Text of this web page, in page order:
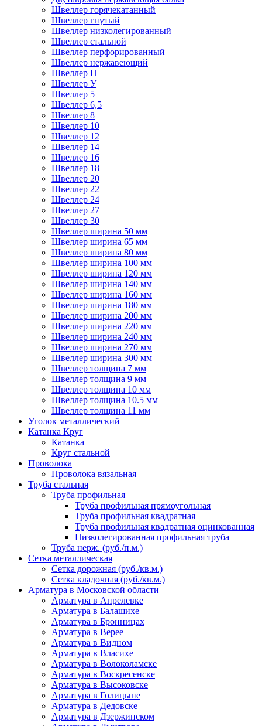
Швеллер горячекатанный
Швеллер гнутый
Швеллер низколегированный
Швеллер стальной
Швеллер перфорированный
Швеллер нержавеющий
Швеллер П
Швеллер У
Швеллер 5
Швеллер 6,5
Швеллер 8
Швеллер 10
Швеллер 12
Швеллер 14
Швеллер 16
Швеллер 18
Швеллер 20
Швеллер 22
Швеллер 24
Швеллер 27
Швеллер 30
Швеллер ширина 50 мм
Швеллер ширина 65 мм
Швеллер ширина 80 мм
Швеллер ширина 100 мм
Швеллер ширина 120 мм
Швеллер ширина 140 мм
Швеллер ширина 160 мм
Швеллер ширина 180 мм
Швеллер ширина 200 мм
Швеллер ширина 220 мм
Швеллер ширина 240 мм
Швеллер ширина 270 мм
Швеллер ширина 300 мм
Швеллер толщина 7 мм
Швеллер толщина 9 мм
Швеллер толщина 10 мм
Швеллер толщина 10.5 мм
Швеллер толщина 11 мм
Уголок металлический
Катанка Круг
Катанка
Круг стальной
Проволока
Проволока вязальная
Труба стальная
Труба профильная
Труба профильная прямоугольная
Труба профильная квадратная
Труба профильная квадратная оцинкованная
Низколегированная профильная труба
Труба нерж. (руб./п.м.)
Сетка металлическая
Сетка дорожная (руб./кв.м.)
Сетка кладочная (руб./кв.м.)
Арматура в Московской области
Арматура в Апрелевке
Арматура в Балашихе
Арматура в Бронницах
Арматура в Верее
Арматура в Видном
Арматура в Власихе
Арматура в Волоколамске
Арматура в Воскресенске
Арматура в Высоковске
Арматура в Голицыне
Арматура в Дедовске
Арматура в Дзержинском